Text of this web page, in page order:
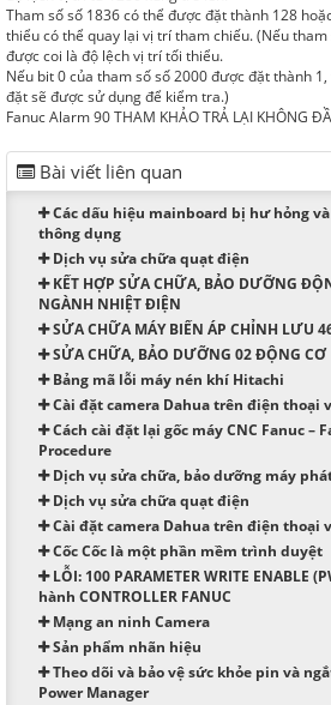
Tham số số 1836 có thể được đặt thành 128
thiểu có thể quay lại vị trí tham chiếu. (Nếu
được coi là độ lệch vị trí tối thiểu.
Nếu bit 0 của tham số số 2000 được đặt thành
đặt sẽ được sử dụng để kiểm tra.)
Fanuc Alarm 90 THAM KHẢO TRẢ LẠI KHÔNG
Bài viết liên quan
Các dấu hiệu mainboard bị hư hỏng
thông dụng
Dịch vụ sửa chữa quạt điện
KẾT HỢP SỬA CHỮA, BẢO DƯỠNG
NGÀNH NHIỆT ĐIỆN
SỬA CHỮA MÁY BIẾN ÁP CHỈNH LƯU
SỬA CHỮA, BẢO DƯỠNG 02 ĐỘNG CƠ
Bảng mã lỗi máy nén khí Hitachi
Cài đặt camera Dahua trên điện thoại
Cách cài đặt lại gốc máy CNC Fanuc –
Procedure
Dịch vụ sửa chữa, bảo dưỡng máy
Dịch vụ sửa chữa quạt điện
Cài đặt camera Dahua trên điện thoại
Cốc Cốc là một phần mềm trình duyệt
LỖI: 100 PARAMETER WRITE ENABLE
hành CONTROLLER FANUC
Mạng an ninh Camera
Sản phẩm nhãn hiệu
Theo dõi và bảo vệ sức khỏe pin và
Power Manager